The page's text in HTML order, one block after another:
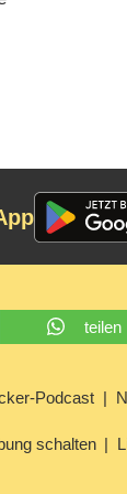
teilen
Podcast
schalten